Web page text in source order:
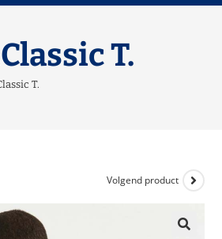
T.
T.
Volgend product